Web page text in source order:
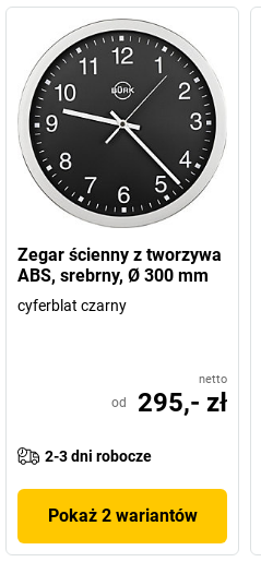
Zegar ścienny z tworzywa
ABS, srebrny, Ø 300 mm
cyferblat czarny
netto
od 295,- zł
2-3 dni robocze
Pokaż 2 wariantów